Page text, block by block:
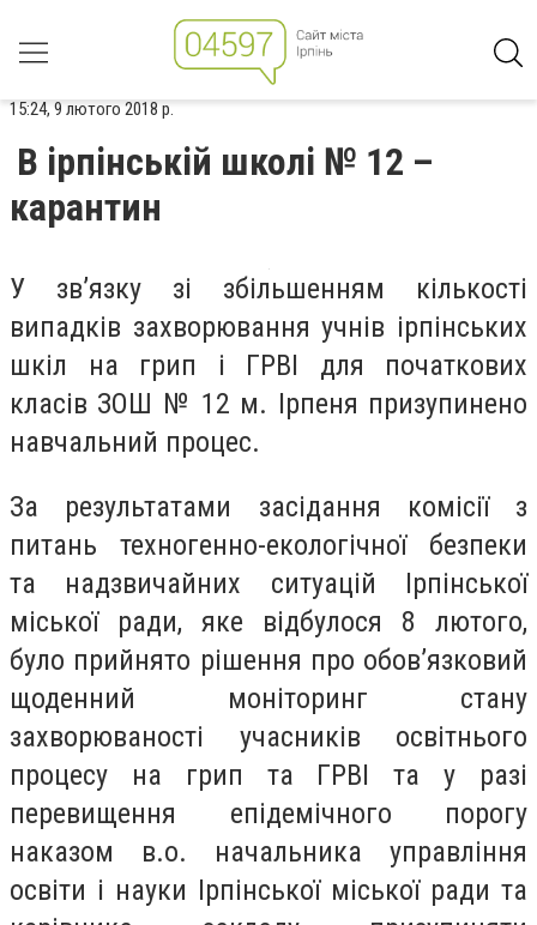
15:24, 9 лютого 2018 р.
В ірпінській школі № 12 –
карантин
У зв’язку зі збільшенням кількості
випадків захворювання учнів ірпінських
шкіл на грип і ГРВІ для початкових
класів ЗОШ № 12 м. Ірпеня призупинено
навчальний процес.
За результатами засідання комісії з
питань техногенно-екологічної безпеки
та надзвичайних ситуацій Ірпінської
міської ради, яке відбулося 8 лютого,
було прийнято рішення про обов’язковий
щоденний моніторинг стану
захворюваності учасників освітнього
процесу на грип та ГРВІ та у разі
перевищення епідемічного порогу
наказом в.о. начальника управління
освіти і науки Ірпінської міської ради та